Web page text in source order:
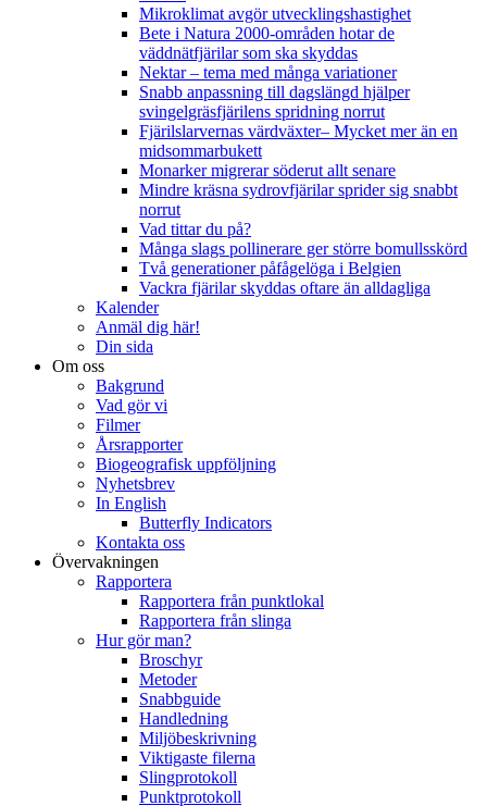
Mikroklimat avgör utvecklingshastighet
Bete i Natura 2000-områden hotar de
väddnätfjärilar som ska skyddas
Nektar – tema med många variationer
Snabb anpassning till dagslängd hjälper
svingelgräsfjärilens spridning norrut
Fjärilslarvernas värdväxter– Mycket mer än en
midsommarbukett
Monarker migrerar söderut allt senare
Mindre kräsna sydrovfjärilar sprider sig snabbt
norrut
Vad tittar du på?
Många slags pollinerare ger större bomullsskörd
Två generationer påfågelöga i Belgien
Vackra fjärilar skyddas oftare än alldagliga
Kalender
Anmäl dig här!
Din sida
Om oss
Bakgrund
Vad gör vi
Filmer
Årsrapporter
Biogeografisk uppföljning
Nyhetsbrev
In English
Butterfly Indicators
Kontakta oss
Övervakningen
Rapportera
Rapportera från punktlokal
Rapportera från slinga
Hur gör man?
Broschyr
Metoder
Snabbguide
Handledning
Miljöbeskrivning
Viktigaste filerna
Slingprotokoll
Punktprotokoll